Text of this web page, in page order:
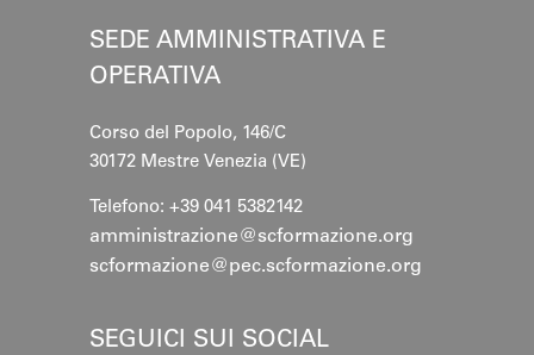
SEDE AMMINISTRATIVA E
OPERATIVA
Corso del Popolo, 146/C
30172 Mestre Venezia (VE)
Telefono: +39 041 5382142
amministrazione@scformazione.org
scformazione@pec.scformazione.org
SEGUICI SUI SOCIAL